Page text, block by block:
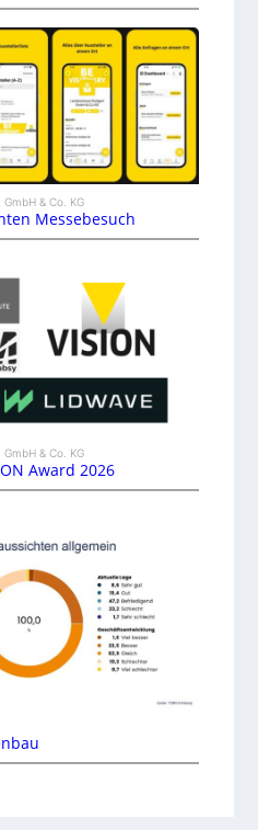
& Co. KG
Messebesuch
& Co. KG
Award 2026